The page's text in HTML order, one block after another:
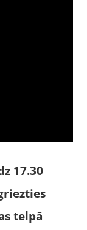
17.30
telpā